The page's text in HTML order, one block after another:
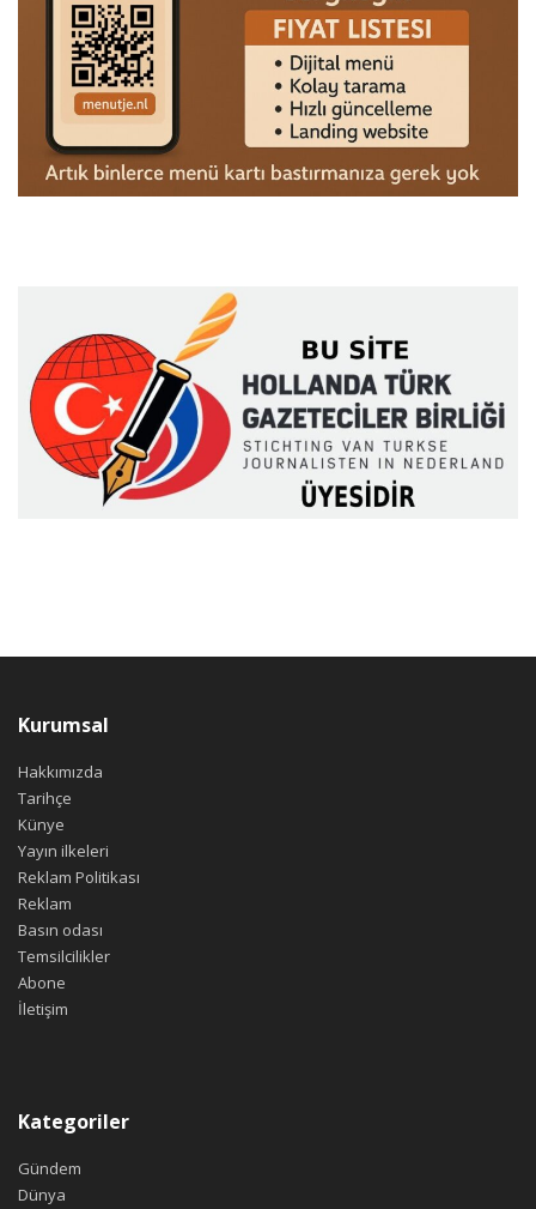
Kurumsal
Hakkımızda
Tarihçe
Künye
Yayın ilkeleri
Reklam Politikası
Reklam
Basın odası
Temsilcilikler
Abone
İletişim
Kategoriler
Gündem
Dünya